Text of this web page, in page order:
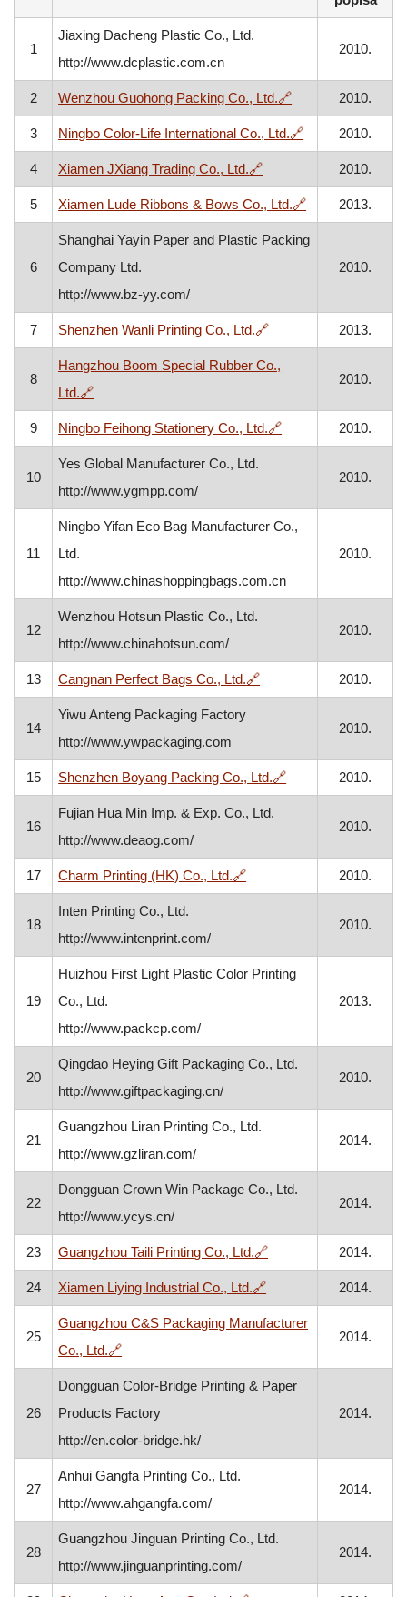
1
Jiaxing Dacheng Plastic Co., Ltd.
http://www.dcplastic.com.cn
2010.
2 Wenzhou Guohong Packing Co., Ltd.🔗, otvara se u
2010.
3 Ningbo Color-Life International Co., Ltd.🔗, otvara se u
2010.
4 Xiamen JXiang Trading Co., Ltd.🔗, otvara se u novom
2010.
5 Xiamen Lude Ribbons & Bows Co., Ltd.🔗, otvara se u
2013.
6
Shanghai Yayin Paper and Plastic Packing
Company Ltd.
http://www.bz-yy.com/
2010.
7 Shenzhen Wanli Printing Co., Ltd.🔗, otvara se u novom
2013.
8
Hangzhou Boom Special Rubber Co.,
Ltd.🔗, otvara se u novom prozoru
2010.
9 Ningbo Feihong Stationery Co., Ltd.🔗, otvara se u novom
2010.
10
Yes Global Manufacturer Co., Ltd.
http://www.ygmpp.com/
2010.
11
Ningbo Yifan Eco Bag Manufacturer Co.,
Ltd.
http://www.chinashoppingbags.com.cn
2010.
12
Wenzhou Hotsun Plastic Co., Ltd.
http://www.chinahotsun.com/
2010.
13 Cangnan Perfect Bags Co., Ltd.🔗, otvara se u novom
2010.
14
Yiwu Anteng Packaging Factory
http://www.ywpackaging.com
2010.
15 Shenzhen Boyang Packing Co., Ltd.🔗, otvara se u novom
2010.
16
Fujian Hua Min Imp. & Exp. Co., Ltd.
http://www.deaog.com/
2010.
17 Charm Printing (HK) Co., Ltd.🔗, otvara se u novom
2010.
18
Inten Printing Co., Ltd.
http://www.intenprint.com/
2010.
19
Huizhou First Light Plastic Color Printing
Co., Ltd.
http://www.packcp.com/
2013.
20
Qingdao Heying Gift Packaging Co., Ltd.
http://www.giftpackaging.cn/
2010.
21
Guangzhou Liran Printing Co., Ltd.
http://www.gzliran.com/
2014.
22
Dongguan Crown Win Package Co., Ltd.
http://www.ycys.cn/
2014.
23 Guangzhou Taili Printing Co., Ltd.🔗, otvara se u novom
2014.
24 Xiamen Liying Industrial Co., Ltd.🔗, otvara se u novom
2014.
25
Guangzhou C&S Packaging Manufacturer
Co., Ltd.🔗, otvara se u novom prozoru
2014.
26
Dongguan Color-Bridge Printing & Paper
Products Factory
http://en.color-bridge.hk/
2014.
27
Anhui Gangfa Printing Co., Ltd.
http://www.ahgangfa.com/
2014.
28
Guangzhou Jinguan Printing Co., Ltd.
http://www.jinguanprinting.com/
2014.